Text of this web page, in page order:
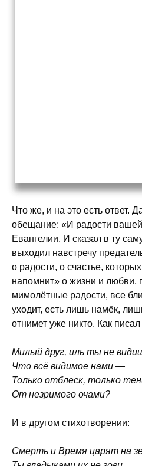
Что же, и на это есть ответ.
обещание: «И радости вашей
Евангелии. И сказал в ту
выходил навстречу
о радости, о счастье,
напомнит» о жизни и любви,
мимолётные радости, все
уходит, есть лишь намёк,
отнимет уже никто. Как
Милый друг, иль ты не
Что всё видимое нами —
Только отблеск, только
От незримого очами?
И в другом стихотворении:
Смерть и Время царят на